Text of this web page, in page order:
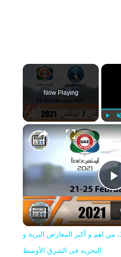
Now Playing
Play
Video
ايدكس و نافدكس 2021، من اهم و أكبر المعارض البرية و البحريه فى الشرق الأوسط
ايدكس و نافدكس 2021، من اهم و أكبر المعارض البرية و
البحريه فى الشرق الأوسط